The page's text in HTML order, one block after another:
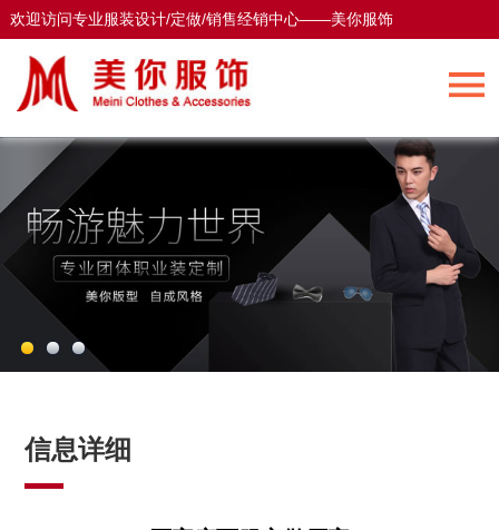
欢迎访问专业服装设计/定做/销售经销中心——美你服饰
欢迎访问专业服装设计/定做/销售经销中心——美你服饰
信息详细